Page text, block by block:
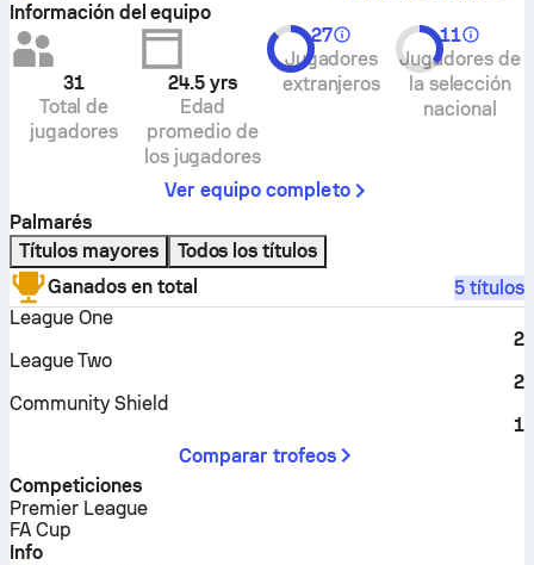
Información del equipo
31
Total de
jugadores
24.5 yrs
Edad
promedio de
los jugadores
27
Jugadores
extranjeros
11
Jugadores de
la selección
nacional
Ver equipo completo
Palmarés
Títulos mayores
Todos los títulos
Ganados en total
5 títulos
League One
2
League Two
2
Community Shield
1
Comparar trofeos
Competiciones
Premier League
FA Cup
Info